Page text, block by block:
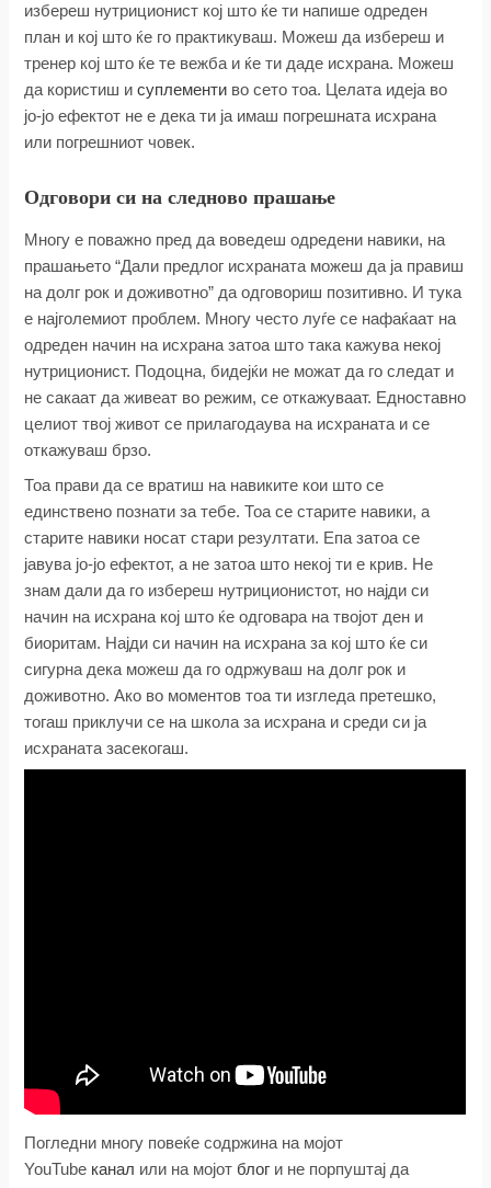
избереш нутриционист кој што ќе ти напише одреден
план и кој што ќе го практикуваш. Можеш да избереш и
тренер кој што ќе те вежба и ќе ти даде исхрана. Можеш
да користиш исуплементи во сето тоа. Целата идеја во
јо-јо ефектот не е дека ти ја имаш погрешната исхрана
или погрешниот човек.
Одговори си на следново прашање
Многу е поважно пред да воведеш одредени навики, на
прашањето “Дали предлог исхраната можеш да ја правиш
на долг рок и доживотно” да одговориш позитивно. И тука
е најголемиот проблем. Mногу често луѓе се нафаќаат на
одреден начин на исхрана затоа што така кажува некој
нутриционист. Подоцна, бидејќи не можат да го следат и
не сакаат да живеат во режим, се откажуваат. Едноставно
целиот твој живот се прилагодаува на исхраната и се
откажуваш брзо.
Тоа прави да се вратиш на навиките кои што се
единствено познати за тебе. Тоа се старите навики, а
старите навики носат стари резултати. Епа затоа се
јавува јо-јо ефектот, а не затоа што некој ти е крив. Не
знам дали да го избереш нутриционистот, но најди си
начин на исхрана кој што ќе одговара на твојот ден и
биоритам. Најди си начин на исхрана за кој што ќе си
сигурна дека можеш да го одржуваш на долг рок и
доживотно. Ако во моментов тоа ти изгледа претешко,
тогаш приклучи се на школа за исхрана и среди си ја
исхраната засекогаш.
Погледни многу повеќе содржина на мојот
YouTube канал или на мојот блог и не порпуштај да